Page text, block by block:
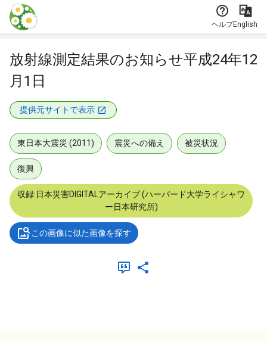
本文に飛ぶ
ヘルプEnglish
放射線測定結果のお知らせ平成24年12
月1日
提供元サイトで表示
東日本大震災 (2011) 震災への備え 被災状況
復興
収録:日本災害DIGITALアーカイブ (ハーバード大学ライシャワ
ー日本研究所)
この画像に似た画像を探す